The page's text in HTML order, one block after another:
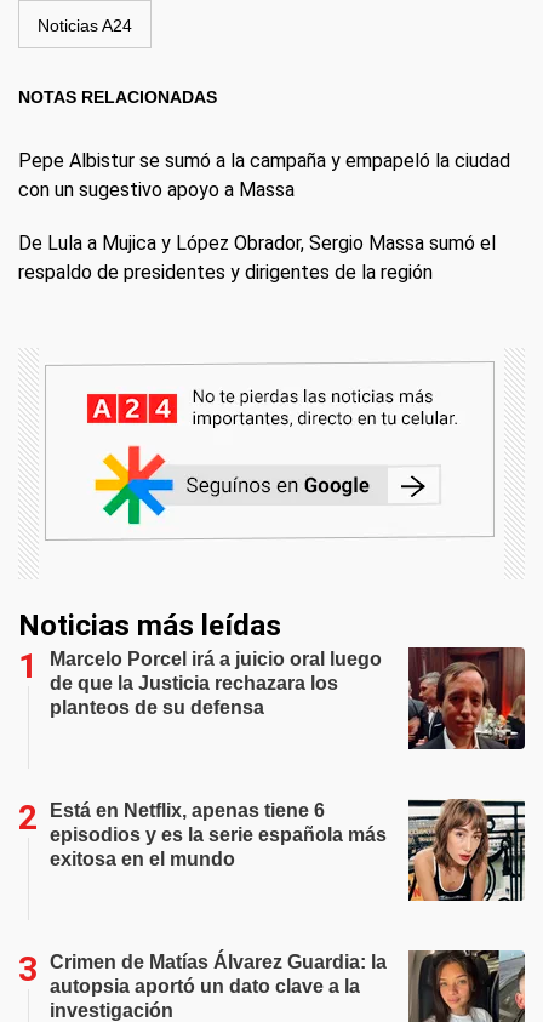
Noticias A24
NOTAS RELACIONADAS
Pepe Albistur se sumó a la campaña y empapeló la ciudad
con un sugestivo apoyo a Massa
De Lula a Mujica y López Obrador, Sergio Massa sumó el
respaldo de presidentes y dirigentes de la región
Noticias más leídas
Marcelo Porcel irá a juicio oral luego
de que la Justicia rechazara los
planteos de su defensa
Está en Netflix, apenas tiene 6
episodios y es la serie española más
exitosa en el mundo
Crimen de Matías Álvarez Guardia: la
autopsia aportó un dato clave a la
investigación